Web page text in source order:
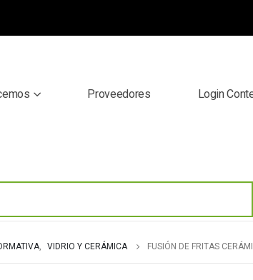
Proveedores Login
, VIDRIO Y CERÁMICA FUSIÓN DE FRITAS